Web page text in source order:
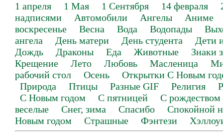
1 апреля 1 Мая 1 Сентября 14 февраля
надписями
Автомобили Ангелы
Аниме
воскресенье
Весна Вода Водопады
ангела
День матери День студента
Дети
Дождь
Драконы Еда Животные
Знаки
Крещение
Лето Любовь Масленица
рабочий стол
Осень
Открытки С Новым
Природа
Птицы Разные GIF Религия
С Новым годом
С пятницей
С рождеством
веселые
Снег, зима Спасибо
Спокойной
Новым годом
Страшные Фэнтези